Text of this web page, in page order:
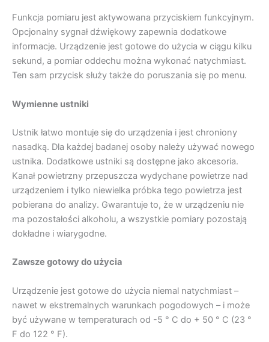
Funkcja pomiaru jest aktywowana przyciskiem funkcyjnym.
Opcjonalny sygnał dźwiękowy zapewnia dodatkowe
informacje. Urządzenie jest gotowe do użycia w ciągu kilku
sekund, a pomiar oddechu można wykonać natychmiast.
Ten sam przycisk służy także do poruszania się po menu.
Wymienne ustniki
Ustnik łatwo montuje się do urządzenia i jest chroniony
nasadką. Dla każdej badanej osoby należy używać nowego
ustnika. Dodatkowe ustniki są dostępne jako akcesoria.
Kanał powietrzny przepuszcza wydychane powietrze nad
urządzeniem i tylko niewielka próbka tego powietrza jest
pobierana do analizy. Gwarantuje to, że w urządzeniu nie
ma pozostałości alkoholu, a wszystkie pomiary pozostają
dokładne i wiarygodne.
Zawsze gotowy do użycia
Urządzenie jest gotowe do użycia niemal natychmiast –
nawet w ekstremalnych warunkach pogodowych – i może
być używane w temperaturach od -5 ° C do + 50 ° C (23 °
F do 122 ° F).